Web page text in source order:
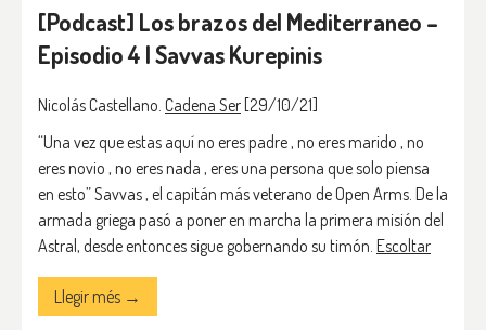
[Podcast] Los brazos del Mediterraneo –
Episodio 4 | Savvas Kurepinis
Nicolás Castellano. Cadena Ser [29/10/21]
“Una vez que estas aquí no eres padre , no eres marido , no
eres novio , no eres nada , eres una persona que solo piensa
en esto” Savvas , el capitán más veterano de Open Arms. De la
armada griega pasó a poner en marcha la primera misión del
Astral, desde entonces sigue gobernando su timón. Escoltar
Llegir més →